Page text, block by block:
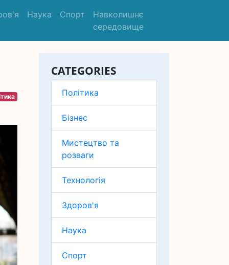
Наука Спорт
Навколишнє
середовище
CATEGORIES
Політика
Бізнес
Мистецтво та
розваги
Технологія
Здоров'я
Наука
Спорт